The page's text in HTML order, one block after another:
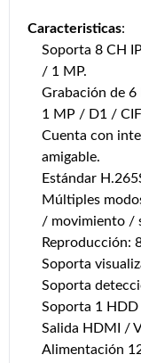
Caracteristicas:
Soporta 8 CH
/ 1 MP.
Grabación de
1 MP / D1 / CIF
Cuenta con
amigable.
Estándar
Múltiples
/ movimiento /
Reproducción:
Soporta
Soporta
Soporta 1 HDD
Salida HDMI /
Alimentación